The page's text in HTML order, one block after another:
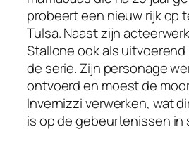
probeert een nieuw rijk op
Tulsa. Naast zijn
Stallone ook als
de serie. Zijn personage
ontvoerd en moest de
Invernizzi verwerken, wat
is op de gebeurtenissen in